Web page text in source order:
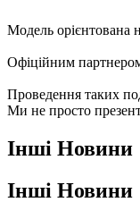
Модель орієнтована
Офіційним
Проведення таких
Ми не просто
Інші Новини
Інші Новини